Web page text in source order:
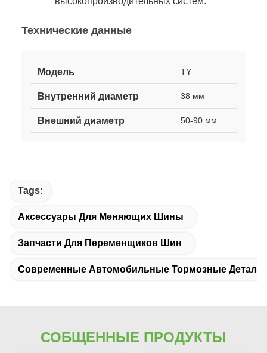
Технические данные
Модель TY
Внутренний диаметр 38 мм
Внешний диаметр 50-90 мм
Tags:
Аксессуары Для Меняющих Шины
Запчасти Для Переменщиков Шин
Современные Автомобильные Тормозные Детали
СОБЩЕННЫЕ ПРОДУКТЫ